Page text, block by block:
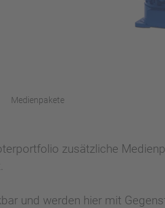
Medienpakete
zusätzliche
und werden hier mit